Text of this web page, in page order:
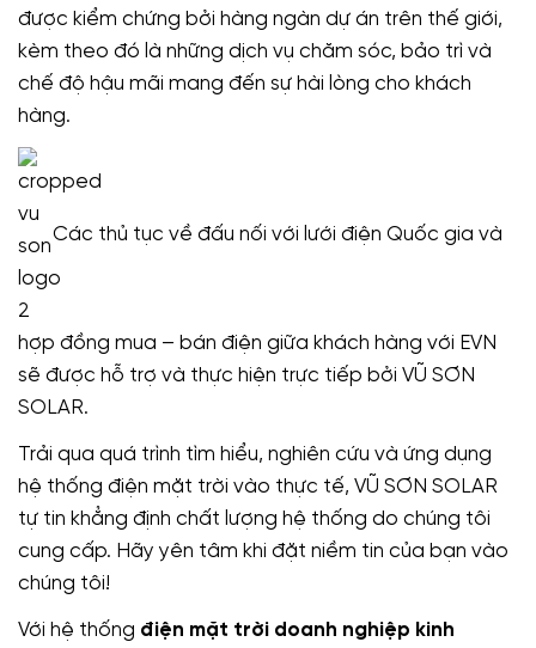
được kiểm chứng bởi hàng ngàn dự án trên thế giới,
kèm theo đó là những dịch vụ chăm sóc, bảo trì và
chế độ hậu mãi mang đến sự hài lòng cho khách
hàng.
Các thủ tục về đấu nối với lưới điện Quốc gia và
hợp đồng mua – bán điện giữa khách hàng với EVN
sẽ được hỗ trợ và thực hiện trực tiếp bởi VŨ SƠN
SOLAR.
Trải qua quá trình tìm hiểu, nghiên cứu và ứng dụng
hệ thống điện mặt trời vào thực tế, VŨ SƠN SOLAR
tự tin khẳng định chất lượng hệ thống do chúng tôi
cung cấp. Hãy yên tâm khi đặt niềm tin của bạn vào
chúng tôi!
Với hệ thống điện mặt trời doanh nghiệp kinh